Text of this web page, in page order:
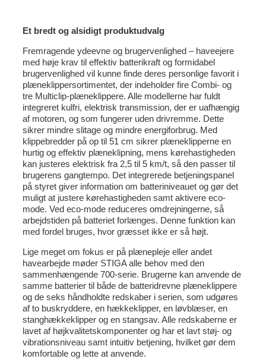
Et bredt og alsidigt produktudvalg
Fremragende ydeevne og brugervenlighed – haveejere
med høje krav til effektiv batterikraft og formidabel
brugervenlighed vil kunne finde deres personlige favorit i
plæneklippersortimentet, der indeholder fire Combi- og
tre Multiclip-plæneklippere. Alle modellerne har fuldt
integreret kulfri, elektrisk transmission, der er uafhængig
af motoren, og som fungerer uden drivremme. Dette
sikrer mindre slitage og mindre energiforbrug. Med
klippebredder på op til 51 cm sikrer plæneklipperne en
hurtig og effektiv plæneklipning, mens kørehastigheden
kan justeres elektrisk fra 2,5 til 5 km/t, så den passer til
brugerens gangtempo. Det integrerede betjeningspanel
på styret giver information om batteriniveauet og gør det
muligt at justere kørehastigheden samt aktivere eco-
mode. Ved eco-mode reduceres omdrejningerne, så
arbejdstiden på batteriet forlænges. Denne funktion kan
med fordel bruges, hvor græsset ikke er så højt.
Lige meget om fokus er på plænepleje eller andet
havearbejde møder STIGA alle behov med den
sammenhængende 700-serie. Brugerne kan anvende de
samme batterier til både de batteridrevne plæneklippere
og de seks håndholdte redskaber i serien, som udgøres
af to buskryddere, en hækkeklipper, en løvblæser, en
stanghækkeklipper og en stangsav. Alle redskaberne er
lavet af højkvalitetskomponenter og har et lavt støj- og
vibrationsniveau samt intuitiv betjening, hvilket gør dem
komfortable og lette at anvende.